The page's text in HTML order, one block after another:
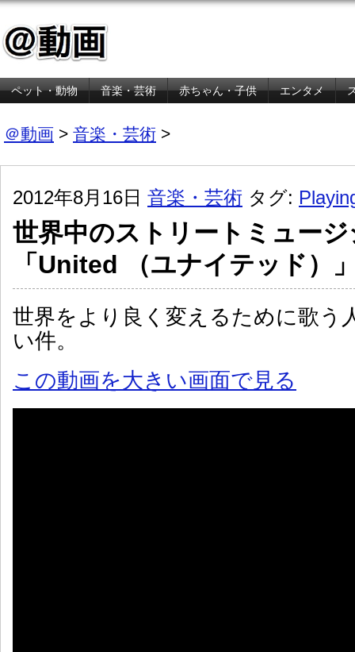
ペット・動物 音楽・芸術 赤ちゃん・子供 エンタメ
＠動画 > 音楽・芸術 >
2012年8月16日 音楽・芸術 タグ:
世界中のストリートミュー
「United （ユナイテッド）
世界をより良く変えるために歌う
い件。
この動画を大きい画面で見る